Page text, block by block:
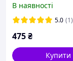
В наявності
5.0 (1)
475₴
Купити